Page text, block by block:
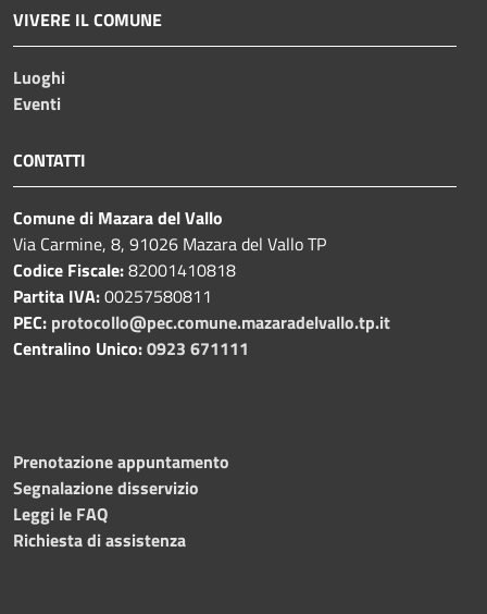
VIVERE IL COMUNE
Luoghi
Eventi
CONTATTI
Comune di Mazara del Vallo
Via Carmine, 8, 91026 Mazara del Vallo TP
Codice Fiscale:82001410818
Partita IVA:00257580811
PEC: protocollo@pec.comune.mazaradelvallo.tp.it
Centralino Unico:0923 671111
Prenotazione appuntamento
Segnalazione disservizio
Leggi le FAQ
Richiesta di assistenza